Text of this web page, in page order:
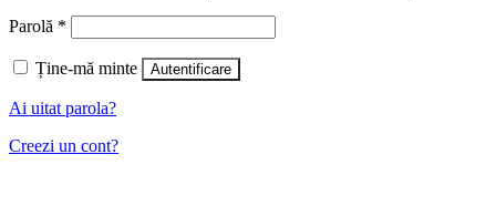
Parolă *
Ține-mă minte Autentificare
Ai uitat parola?
Creezi un cont?